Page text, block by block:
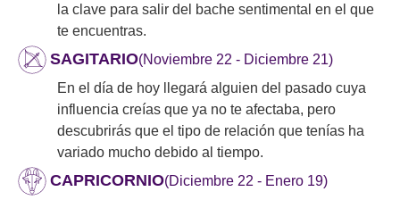
la clave para salir del bache sentimental en el que
te encuentras.
SAGITARIO(Noviembre 22 - Diciembre 21)
En el día de hoy llegará alguien del pasado cuya
influencia creías que ya no te afectaba, pero
descubrirás que el tipo de relación que tenías ha
variado mucho debido al tiempo.
CAPRICORNIO(Diciembre 22 - Enero 19)